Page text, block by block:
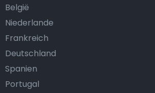
België
Niederlande
Frankreich
Deutschland
Spanien
Portugal